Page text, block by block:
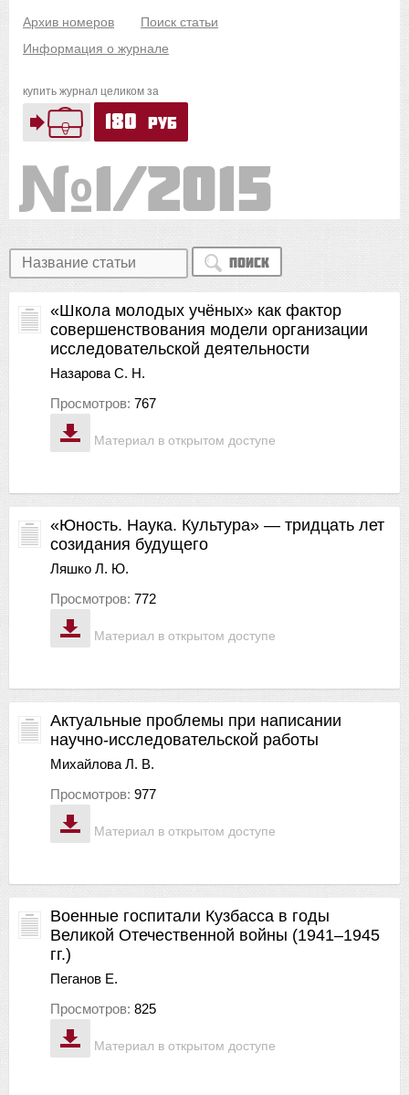
Архив номеров
Поиск статьи
Информация о журнале
купить журнал целиком за
180 руб
1/2015
Поиск
Материал в открытом доступе
«Школа молодых учёных» как фактор
совершенствования модели организации
исследовательской деятельности
Назарова С. Н.
Просмотров: 767
Материал в открытом доступе
«Юность. Наука. Культура» — тридцать лет
созидания будущего
Ляшко Л. Ю.
Просмотров: 772
Материал в открытом доступе
Актуальные проблемы при написании
научно-исследовательской работы
Михайлова Л. В.
Просмотров: 977
Материал в открытом доступе
Военные госпитали Кузбасса в годы
Великой Отечественной войны (1941–1945
гг.)
Пеганов Е.
Просмотров: 825